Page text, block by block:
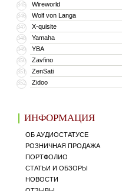
345 Wireworld
346 Wolf von Langa
347 X-quisite
348 Yamaha
349 YBA
350 Zavfino
351 ZenSati
352 Zidoo
ИНФОРМАЦИЯ
ОБ АУДИОСТАТУСЕ
РОЗНИЧНАЯ ПРОДАЖА
ПОРТФОЛИО
СТАТЬИ И ОБЗОРЫ
НОВОСТИ